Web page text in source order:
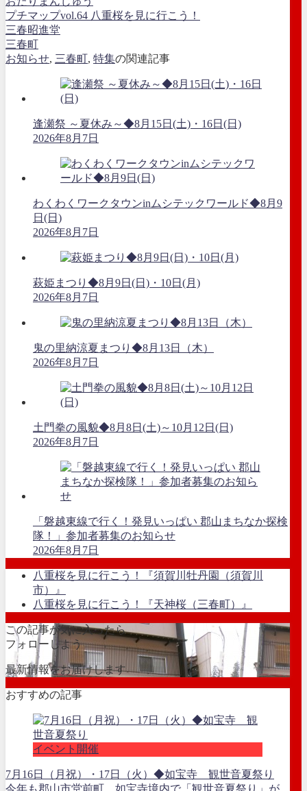
プチマップvol.64 八重桜を見に行こう！
三春昭進堂
三春町
お知らせ, 三春町, 特集の関連記事
逢瀬祭 ～夏休み～◆8月15日(土)・16日(日)
2026年8月7日
わくわくワークタウンinムシテックワールド◆8月9
日(日)
2026年8月7日
萩姫まつり◆8月9日(日)・10日(月)
2026年8月7日
鬼の里納涼夏まつり◆8月13日（木）
2026年8月7日
土門拳の風貌◆8月8日(土)～10月12日(日)
2026年8月7日
「磐越東線で行く！発見いっぱい 郡山まちなか探検
隊！」参加者募集のお知らせ
2026年8月7日
八重桜を見に行こう！『須賀川牡丹園（須賀川
市）』
八重桜を見に行こう！『天神桜（三春町）』
この記事が気に入ったら
フォローしよう
最新情報をお届けします
おすすめの記事
イベント開催
7月16日（月祝）・17日（火）◆如宝寺 観世音夏祭り
今年も郡山市堂前町、如宝寺境内で「観世音夏祭り」が